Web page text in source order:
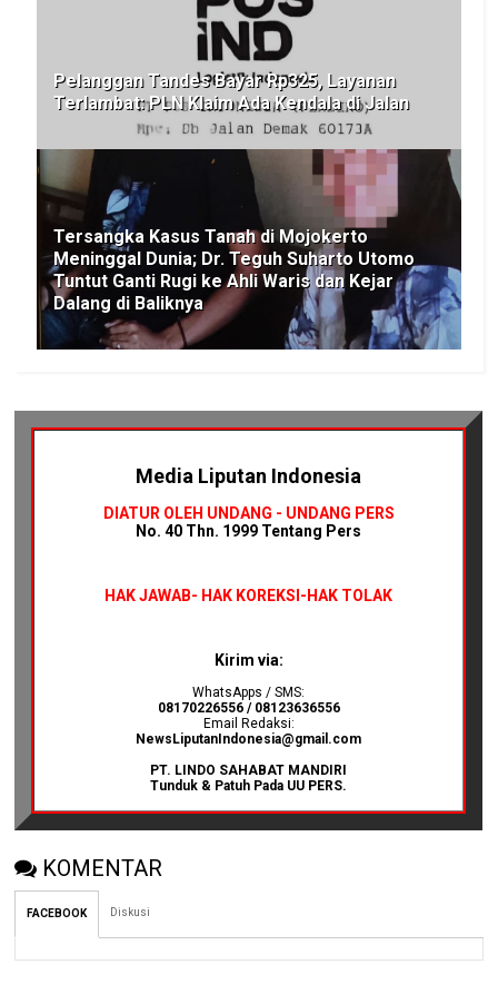
Pelanggan Tandes Bayar Rp325, Layanan
Terlambat: PLN Klaim Ada Kendala di Jalan
Tersangka Kasus Tanah di Mojokerto
Meninggal Dunia; Dr. Teguh Suharto Utomo
Tuntut Ganti Rugi ke Ahli Waris dan Kejar
Dalang di Baliknya
Media Liputan Indonesia
DIATUR OLEH UNDANG - UNDANG PERS
No. 40 Thn. 1999 Tentang Pers
HAK JAWAB- HAK KOREKSI-HAK TOLAK
Kirim via:
WhatsApps / SMS:
08170226556 / 08123636556
Email Redaksi:
NewsLiputanIndonesia@gmail.com
PT. LINDO SAHABAT MANDIRI
Tunduk & Patuh Pada UU PERS.
KOMENTAR
FACEBOOK Diskusi